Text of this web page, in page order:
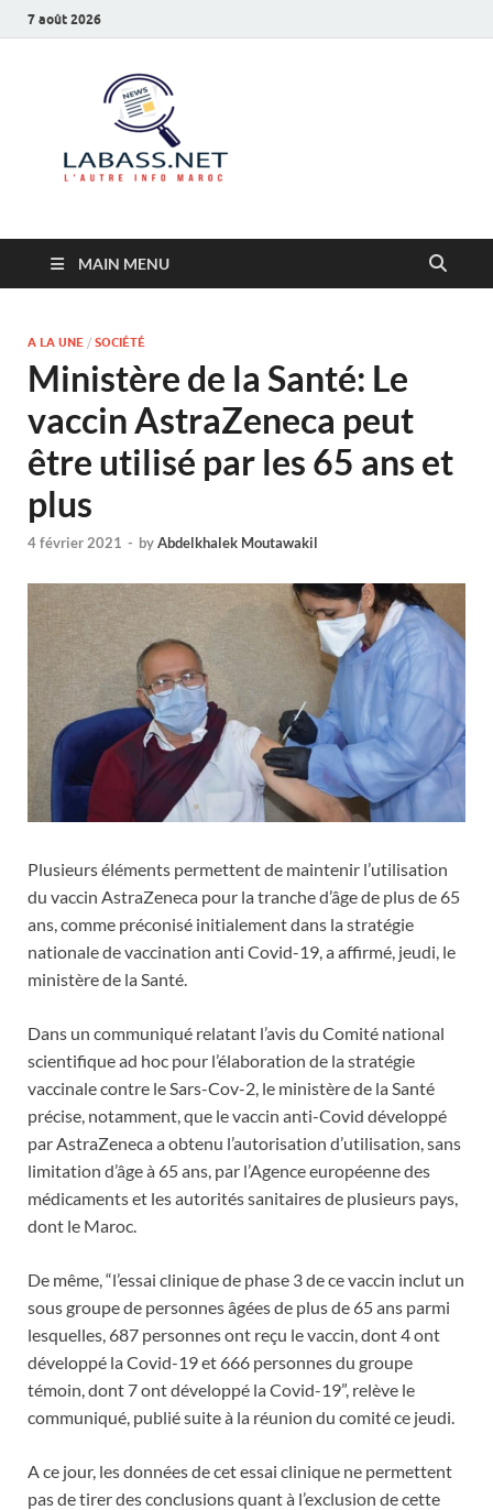
7 août 2026
MAIN MENU
A LA UNE / SOCIÉTÉ
Ministère de la Santé: Le
vaccin AstraZeneca peut
être utilisé par les 65 ans et
plus
4 février 2021 - byAbdelkhalek Moutawakil
Plusieurs éléments permettent de maintenir l’utilisation
du vaccin AstraZeneca pour la tranche d’âge de plus de 65
ans, comme préconisé initialement dans la stratégie
nationale de vaccination anti Covid-19, a affirmé, jeudi, le
ministère de la Santé.
Dans un communiqué relatant l’avis du Comité national
scientifique ad hoc pour l’élaboration de la stratégie
vaccinale contre le Sars-Cov-2, le ministère de la Santé
précise, notamment, que le vaccin anti-Covid développé
par AstraZeneca a obtenu l’autorisation d’utilisation, sans
limitation d’âge à 65 ans, par l’Agence européenne des
médicaments et les autorités sanitaires de plusieurs pays,
dont le Maroc.
De même, “l’essai clinique de phase 3 de ce vaccin inclut un
sous groupe de personnes âgées de plus de 65 ans parmi
lesquelles, 687 personnes ont reçu le vaccin, dont 4 ont
développé la Covid-19 et 666 personnes du groupe
témoin, dont 7 ont développé la Covid-19”, relève le
communiqué, publié suite à la réunion du comité ce jeudi.
A ce jour, les données de cet essai clinique ne permettent
pas de tirer des conclusions quant à l’exclusion de cette